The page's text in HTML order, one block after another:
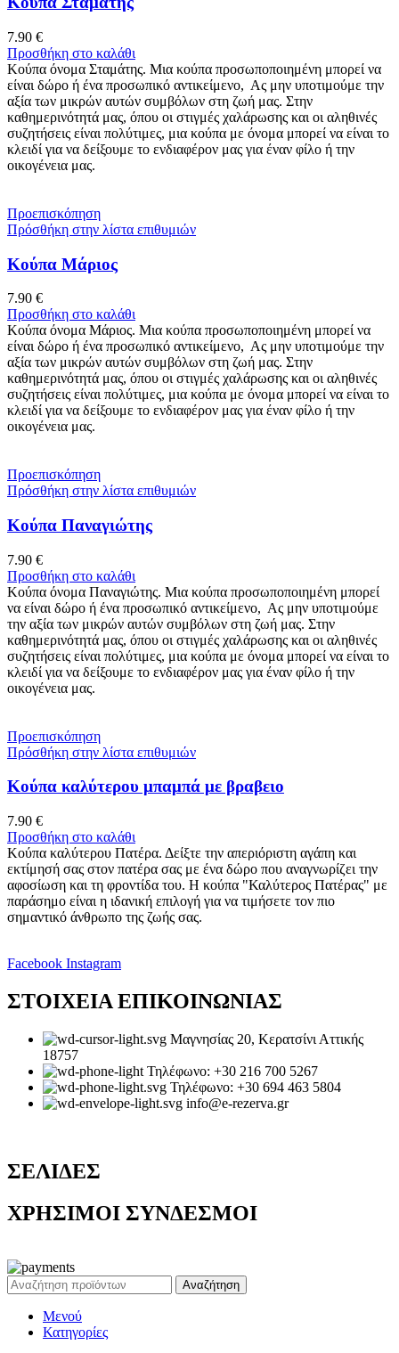
7.90 €
Προσθήκη στο καλάθι
Κούπα όνομα Σταμάτης. Μια κούπα προσωποποιημένη μπορεί να
είναι δώρο ή ένα προσωπικό αντικείμενο, Ας μην υποτιμούμε την
αξία των μικρών αυτών συμβόλων στη ζωή μας. Στην
καθημερινότητά μας, όπου οι στιγμές χαλάρωσης και οι αληθινές
συζητήσεις είναι πολύτιμες, μια κούπα με όνομα μπορεί να είναι το
κλειδί για να δείξουμε το ενδιαφέρον μας για έναν φίλο ή την
οικογένεια μας.
Προεπισκόπηση
Πρόσθήκη στην λίστα επιθυμιών
Κούπα Μάριος
7.90 €
Προσθήκη στο καλάθι
Κούπα όνομα Μάριος. Μια κούπα προσωποποιημένη μπορεί να
είναι δώρο ή ένα προσωπικό αντικείμενο, Ας μην υποτιμούμε την
αξία των μικρών αυτών συμβόλων στη ζωή μας. Στην
καθημερινότητά μας, όπου οι στιγμές χαλάρωσης και οι αληθινές
συζητήσεις είναι πολύτιμες, μια κούπα με όνομα μπορεί να είναι το
κλειδί για να δείξουμε το ενδιαφέρον μας για έναν φίλο ή την
οικογένεια μας.
Προεπισκόπηση
Πρόσθήκη στην λίστα επιθυμιών
Κούπα Παναγιώτης
7.90 €
Προσθήκη στο καλάθι
Κούπα όνομα Παναγιώτης. Μια κούπα προσωποποιημένη μπορεί
να είναι δώρο ή ένα προσωπικό αντικείμενο, Ας μην υποτιμούμε
την αξία των μικρών αυτών συμβόλων στη ζωή μας. Στην
καθημερινότητά μας, όπου οι στιγμές χαλάρωσης και οι αληθινές
συζητήσεις είναι πολύτιμες, μια κούπα με όνομα μπορεί να είναι το
κλειδί για να δείξουμε το ενδιαφέρον μας για έναν φίλο ή την
οικογένεια μας.
Προεπισκόπηση
Πρόσθήκη στην λίστα επιθυμιών
Κούπα καλύτερου μπαμπά με βραβειο
7.90 €
Προσθήκη στο καλάθι
Κούπα καλύτερου Πατέρα. Δείξτε την απεριόριστη αγάπη και
εκτίμησή σας στον πατέρα σας με ένα δώρο που αναγνωρίζει την
αφοσίωση και τη φροντίδα του. Η κούπα "Καλύτερος Πατέρας" με
παράσημο είναι η ιδανική επιλογή για να τιμήσετε τον πιο
σημαντικό άνθρωπο της ζωής σας.
Facebook Instagram
ΣΤΟΙΧΕΙΑ ΕΠΙΚΟΙΝΩΝΙΑΣ
Μαγνησίας 20, Κερατσίνι Αττικής
18757
Τηλέφωνο: +30 216 700 5267
Τηλέφωνο: +30 694 463 5804
info@e-rezerva.gr
ΣΕΛΙΔΕΣ
ΧΡΗΣΙΜΟΙ ΣΥΝΔΕΣΜΟΙ
Αναζήτηση
Μενού
Κατηγορίες